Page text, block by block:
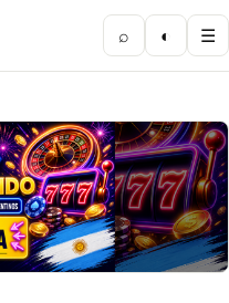
⌕ ◐ ☰